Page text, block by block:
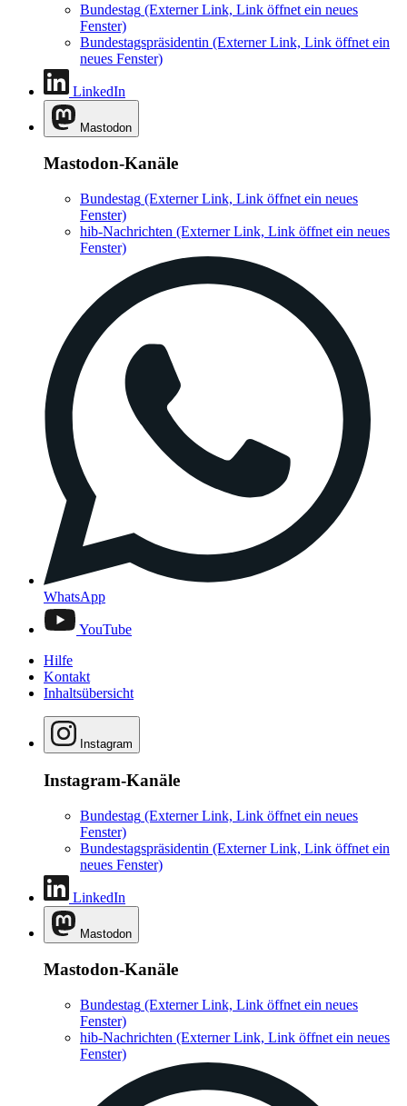
Bundestag (Externer Link, Link öffnet ein neues
Fenster)
Bundestagspräsidentin (Externer Link, Link öffnet ein
neues Fenster)
LinkedIn
Mastodon
Mastodon-Kanäle
Bundestag (Externer Link, Link öffnet ein neues
Fenster)
hib-Nachrichten (Externer Link, Link öffnet ein neues
Fenster)
WhatsApp
YouTube
Hilfe
Kontakt
Inhaltsübersicht
Instagram
Instagram-Kanäle
Bundestag (Externer Link, Link öffnet ein neues
Fenster)
Bundestagspräsidentin (Externer Link, Link öffnet ein
neues Fenster)
LinkedIn
Mastodon
Mastodon-Kanäle
Bundestag (Externer Link, Link öffnet ein neues
Fenster)
hib-Nachrichten (Externer Link, Link öffnet ein neues
Fenster)